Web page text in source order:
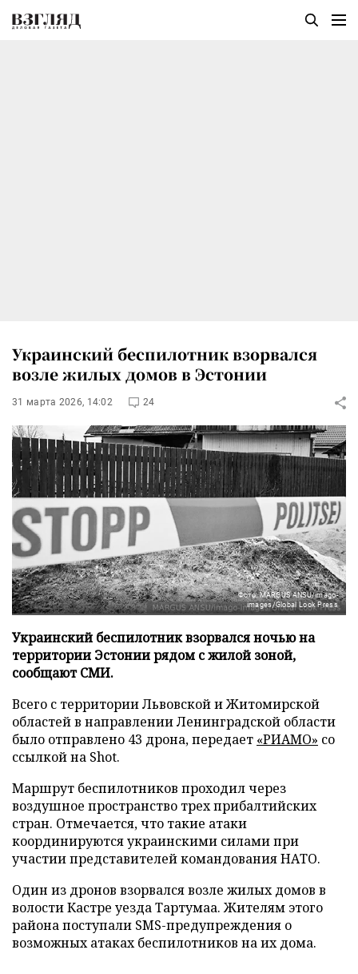
Украинский беспилотник взорвался
возле жилых домов в Эстонии
31 марта 2026, 14:02 24
Фото: MARGUS ANSU/imago-
images/Global Look Press
Украинский беспилотник взорвался ночью на
территории Эстонии рядом с жилой зоной,
сообщают СМИ.
Всего с территории Львовской и Житомирской
областей в направлении Ленинградской области
было отправлено 43 дрона, передает «РИАМО» со
ссылкой на Shot.
Маршрут беспилотников проходил через
воздушное пространство трех прибалтийских
стран. Отмечается, что такие атаки
координируются украинскими силами при
участии представителей командования НАТО.
Один из дронов взорвался возле жилых домов в
волости Кастре уезда Тартумаа. Жителям этого
района поступали SMS-предупреждения о
возможных атаках беспилотников на их дома.